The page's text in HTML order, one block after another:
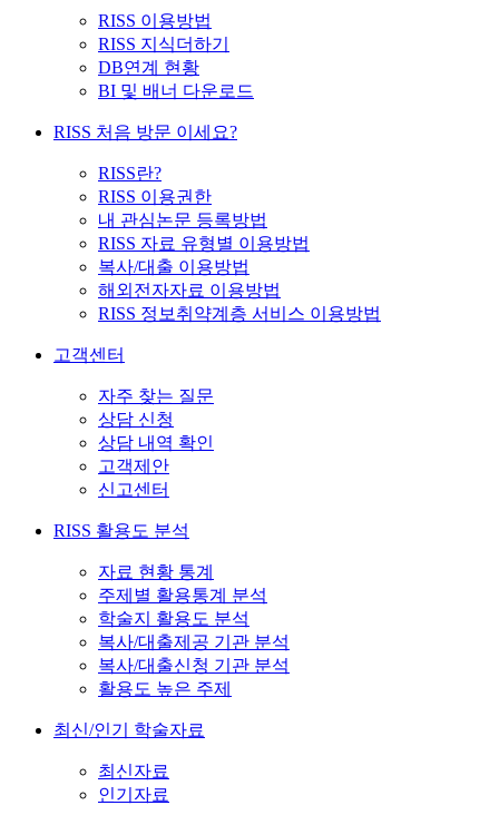
RISS 이용방법
RISS 지식더하기
DB연계 현황
BI 및 배너 다운로드
RISS 처음 방문 이세요?
RISS란?
RISS 이용권한
내 관심논문 등록방법
RISS 자료 유형별 이용방법
복사/대출 이용방법
해외전자자료 이용방법
RISS 정보취약계층 서비스 이용방법
고객센터
자주 찾는 질문
상담 신청
상담 내역 확인
고객제안
신고센터
RISS 활용도 분석
자료 현황 통계
주제별 활용통계 분석
학술지 활용도 분석
복사/대출제공 기관 분석
복사/대출신청 기관 분석
활용도 높은 주제
최신/인기 학술자료
최신자료
인기자료